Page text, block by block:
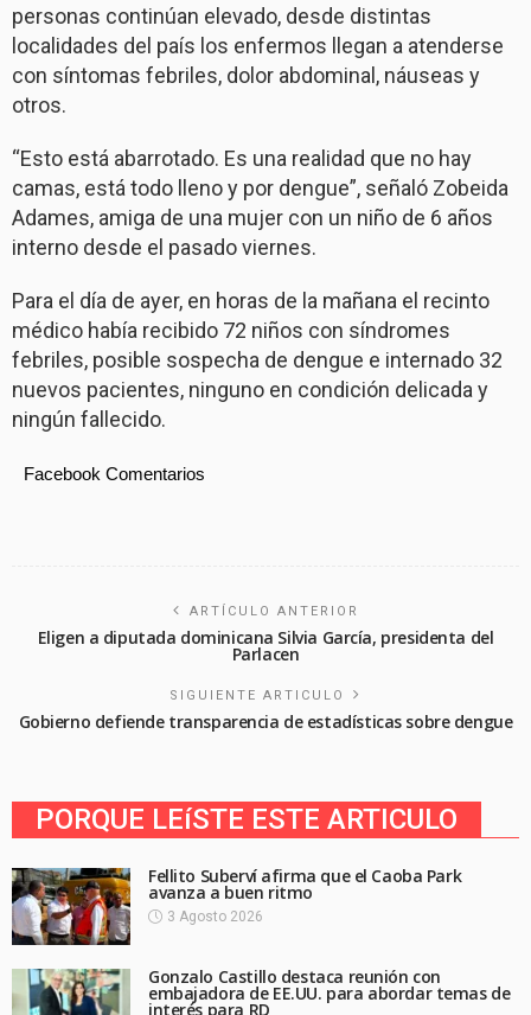
personas continúan elevado, desde distintas
localidades del país los enfermos llegan a atenderse
con síntomas febriles, dolor abdominal, náuseas y
otros.
“Esto está abarrotado. Es una realidad que no hay
camas, está todo lleno y por dengue”, señaló Zobeida
Adames, amiga de una mujer con un niño de 6 años
interno desde el pasado viernes.
Para el día de ayer, en horas de la mañana el recinto
médico había recibido 72 niños con síndromes
febriles, posible sospecha de dengue e internado 32
nuevos pacientes, ninguno en condición delicada y
ningún fallecido.
Facebook Comentarios
ARTÍCULO ANTERIOR
Eligen a diputada dominicana Silvia García, presidenta del
Parlacen
SIGUIENTE ARTICULO
Gobierno defiende transparencia de estadísticas sobre dengue
PORQUE LEíSTE ESTE ARTICULO
Fellito Suberví afirma que el Caoba Park
avanza a buen ritmo
3 Agosto 2026
Gonzalo Castillo destaca reunión con
embajadora de EE.UU. para abordar temas de
interés para RD